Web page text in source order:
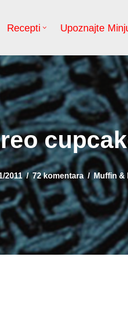
Recepti Upoznajte
2011 72 komentara Muffin &